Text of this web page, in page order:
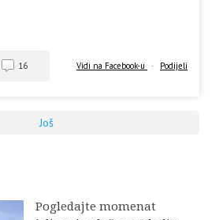
Vidi na Facebook-u · Podijeli
16
Još
Pogledajte momenat